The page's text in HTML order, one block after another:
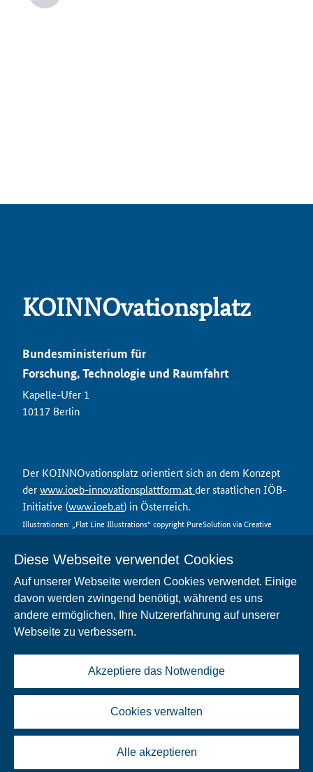
Diese Webseite verwendet Cookies
Auf unserer Webseite werden Cookies verwendet. Einige
davon werden zwingend benötigt, während es uns
andere ermöglichen, Ihre Nutzererfahrung auf unserer
Webseite zu verbessern.
Akzeptiere das Notwendige
Cookies verwalten
Alle akzeptieren
KOINNOvationsplatz
Bundesministerium für
Forschung, Technologie und Raumfahrt
Kapelle-Ufer 1
10117 Berlin
Der KOINNOvationsplatz orientiert sich an dem Konzept
derwww.ioeb-innovationsplattform.atder staatlichen IÖB-
Initiative (www.ioeb.at) in Österreich.
Illustrationen: „Flat Line Illustrations“ copyright PureSolution via Creative
Kontakt
Datenschutz
Nutzungsbedingungen
Impressum
Barrierefreiheit